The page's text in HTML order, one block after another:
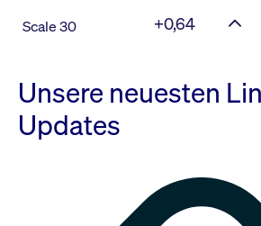
Scale 30 +0,64
Unsere neuesten
Updates